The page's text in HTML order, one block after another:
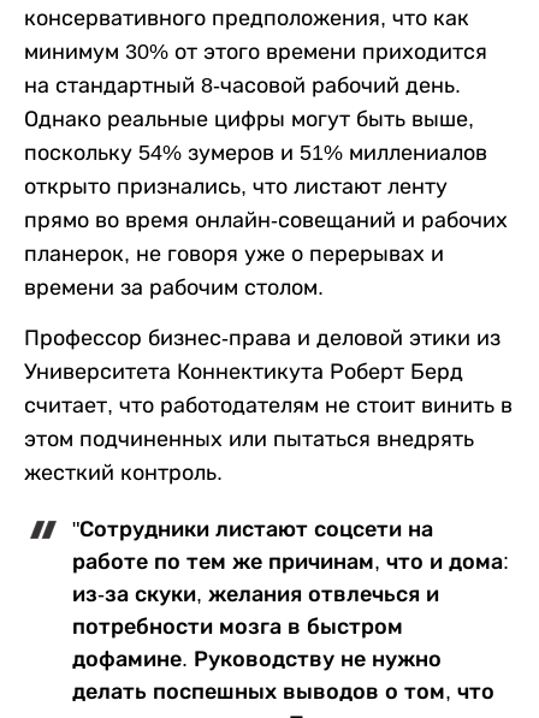
консервативного предположения, что как
минимум 30% от этого времени приходится
на стандартный 8-часовой рабочий день.
Однако реальные цифры могут быть выше,
поскольку 54% зумеров и 51% миллениалов
открыто признались, что листают ленту
прямо во время онлайн-совещаний и рабочих
планерок, не говоря уже о перерывах и
времени за рабочим столом.
Профессор бизнес-права и деловой этики из
Университета Коннектикута Роберт Берд
считает, что работодателям не стоит винить в
этом подчиненных или пытаться внедрять
жесткий контроль.
"Сотрудники листают соцсети на
работе по тем же причинам, что и дома:
из-за скуки, желания отвлечься и
потребности мозга в быстром
дофамине. Руководству не нужно
делать поспешных выводов о том, что